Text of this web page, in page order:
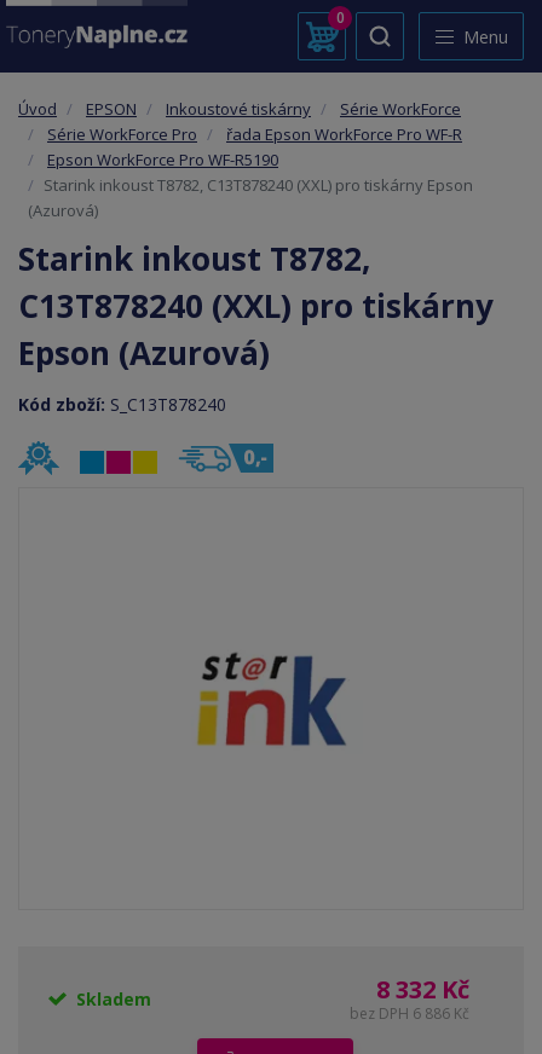
0
Menu
Úvod EPSON Inkoustové tiskárny
Série WorkForce
Série WorkForce Pro
řada Epson WorkForce Pro WF-R
Epson WorkForce Pro WF-R5190
Starink inkoust T8782, C13T878240 (XXL) pro tiskárny Epson
(Azurová)
Starink inkoust T8782,
C13T878240 (XXL) pro tiskárny
Epson (Azurová)
Kód zboží: S_C13T878240
Skladem 8 332 Kč
bez DPH 6 886 Kč